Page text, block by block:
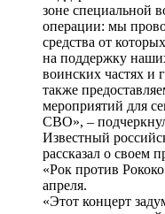
зоне специальной
операции: мы
средства от
на поддержку
воинских частях и
также
мероприятий для
СВО», –
Известный
рассказал о своем
«Рок против
апреля.
«Этот концерт